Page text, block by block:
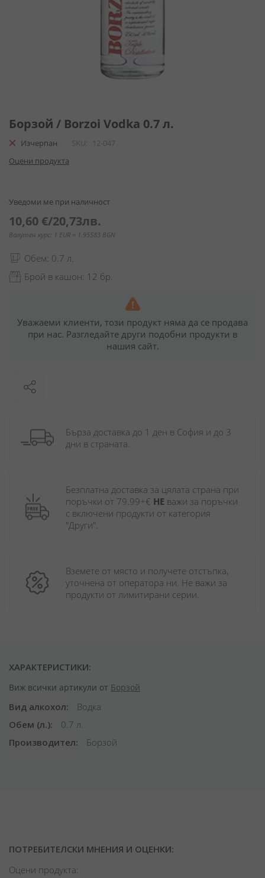
към
началото
на
галерия
със
Борзой / Borzoi Vodka 0.7 л.
Изчерпан SKU
12-047
Оцени продукта
Уведоми ме при наличност
10,60 €/20,73лв.
Валутен курс: 1 EUR = 1.95583 BGN
Обем: 0.7 л.
Брой в кашон: 12 бр.
Уважаеми клиенти, този продукт няма да се продава
при нас. Разгледайте други подобни продукти в
нашия сайт.
Бърза доставка до 1 ден в София и до 3
дни в страната.
Безплатна доставка за цялата страна при
поръчки от 79.99+€ НЕ важи за поръчки
с включени продукти от категория
"Други".
Вземете от място и получете отстъпка,
уточнена от оператора ни. Не важи за
продукти от лимитирани серии.
ХАРАКТЕРИСТИКИ:
Виж всички артикули от Борзой
Вид алкохол
Водка
Обем (л.)
0.7 л.
Производител
Борзой
ПОТРЕБИТЕЛСКИ МНЕНИЯ И ОЦЕНКИ:
Оцени продукта: